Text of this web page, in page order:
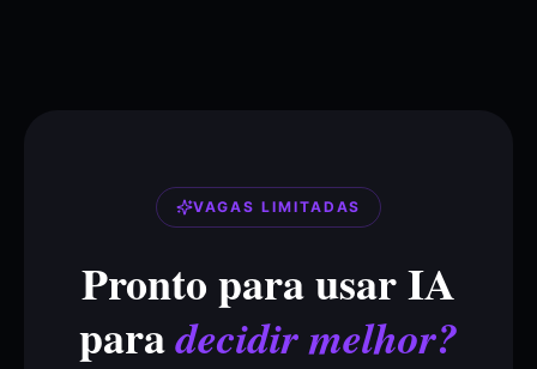
VAGAS LIMITADAS
Pronto para usar IA
paradecidir melhor?